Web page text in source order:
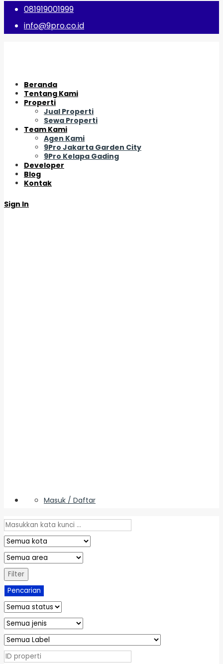
081919001999
info@9pro.co.id
Beranda
Tentang Kami
Properti
Jual Properti
Sewa Properti
Team Kami
Agen Kami
9Pro Jakarta Garden City
9Pro Kelapa Gading
Developer
Blog
Kontak
Sign In
Masuk / Daftar
Filter
Pencarian